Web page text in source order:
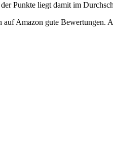
Punkte liegt damit im
Amazon gute Bewertungen.